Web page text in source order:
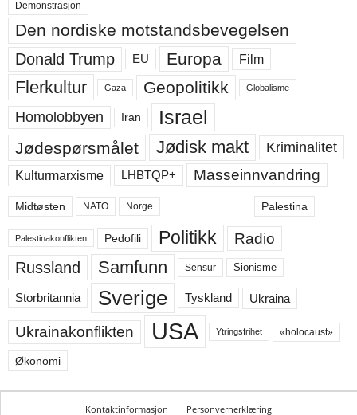
Demonstrasjon
Den nordiske motstandsbevegelsen
Donald Trump EU Europa Film
Flerkultur Gaza Geopolitikk Globalisme
Homolobbyen Iran Israel
Jødespørsmålet Jødisk makt Kriminalitet
Kulturmarxisme LHBTQP+ Masseinnvandring
Midtøsten NATO Norge Palestina
Palestinakonflikten Pedofili Politikk Radio
Russland Samfunn Sensur Sionisme
Storbritannia Sverige Tyskland Ukraina
Ukrainakonflikten USA Ytringsfrihet «holocaust»
Økonomi
Kontaktinformasjon Personvernerklæring